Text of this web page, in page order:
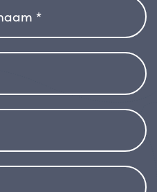
buiten krullende
gemiddeld 80-100
spreiding, en
regelmatige vorm,
Glow’ in de
bloemstelen met
bloeiwijzen. In de
het meest